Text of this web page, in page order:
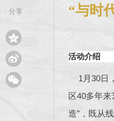
分享 ——



“与时
活动介绍
1月30日
区40多年
造”，既从